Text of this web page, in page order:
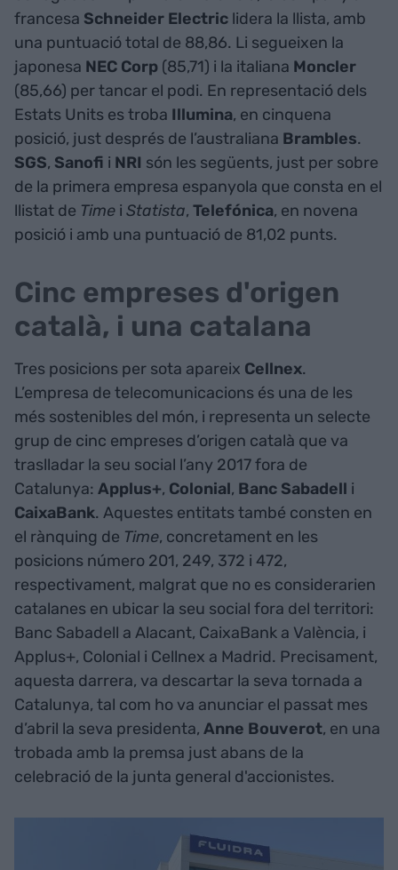
francesa Schneider Electric lidera la llista, amb
una puntuació total de 88,86. Li segueixen la
japonesa NEC Corp (85,71) i la italiana Moncler
(85,66) per tancar el podi. En representació dels
Estats Units es troba Illumina, en cinquena
posició, just després de l’australiana Brambles.
SGS, Sanofi i NRI són les següents, just per sobre
de la primera empresa espanyola que consta en el
llistat de Time i Statista, Telefónica, en novena
posició i amb una puntuació de 81,02 punts.
Cinc empreses d'origen
català, i una catalana
Tres posicions per sota apareix Cellnex.
L’empresa de telecomunicacions és una de les
més sostenibles del món, i representa un selecte
grup de cinc empreses d’origen català que va
traslladar la seu social l’any 2017 fora de
Catalunya: Applus+, Colonial, Banc Sabadell i
CaixaBank. Aquestes entitats també consten en
el rànquing de Time, concretament en les
posicions número 201, 249, 372 i 472,
respectivament, malgrat que no es considerarien
catalanes en ubicar la seu social fora del territori:
Banc Sabadell a Alacant, CaixaBank a València, i
Applus+, Colonial i Cellnex a Madrid. Precisament,
aquesta darrera, va descartar la seva tornada a
Catalunya, tal com ho va anunciar el passat mes
d’abril la seva presidenta, Anne Bouverot, en una
trobada amb la premsa just abans de la
celebració de la junta general d'accionistes.